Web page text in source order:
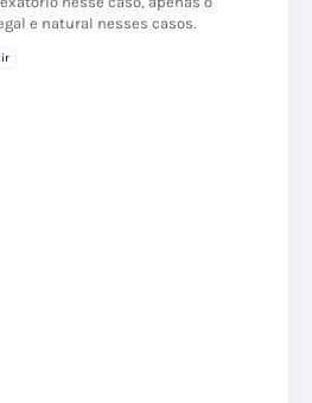
e natural nesses casos.